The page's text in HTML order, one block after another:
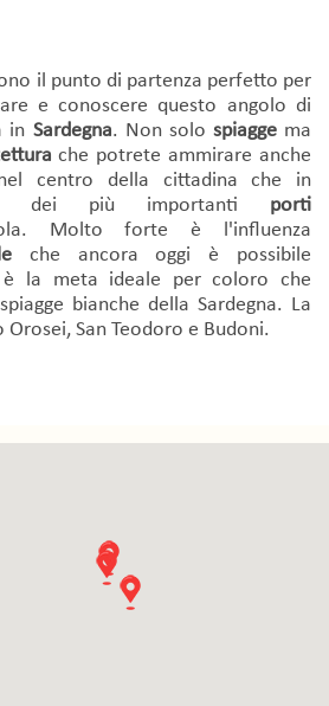
il punto di partenza perfetto per
e conoscere questo angolo di
in Sardegna. Non solo spiaggema
che potrete ammirare anche
centro della cittadina che in
dei più importanti porti
Molto forte è l'influenza
che ancora oggi è possibile
è la meta ideale per coloro che
bianche della Sardegna. La
San Teodoro e Budoni.